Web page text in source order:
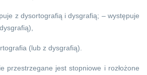
z dysortografią i dysgrafią; – występuje
(lub z dysgrafią).
przestrzegane jest stopniowe i rozłożone